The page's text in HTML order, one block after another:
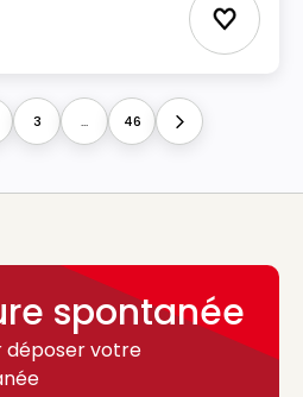
Ajouter
3 ... 46 Next
spontanée
déposer votre